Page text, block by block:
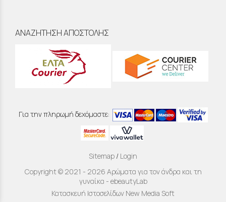
ΑΝΑΖΗΤΗΣΗ ΑΠΟΣΤΟΛΗΣ
Για την πληρωμή δεχόμαστε:
Sitemap / Login
Copyright © 2021 - 2026 Αρώματα για τον άνδρα και τη
γυναίκα - ebeautyLab
Κατασκευή Ιστοσελίδων New Media Soft